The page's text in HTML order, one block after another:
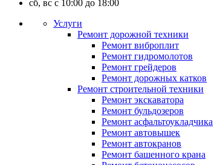
сб, вс с 10:00 до 18:00
Услуги
Ремонт дорожной техники
Ремонт виброплит
Ремонт гидромолотов
Ремонт грейдеров
Ремонт дорожных катков
Ремонт строительной техники
Ремонт экскаватора
Ремонт бульдозеров
Ремонт асфальтоукладчика
Ремонт автовышек
Ремонт автокранов
Ремонт башенного крана